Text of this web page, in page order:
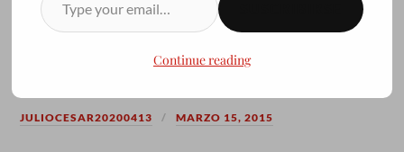
Pokemon Online Mewtwo
JULIOCESAR20200413 MARZO 15, 2015
Continue reading